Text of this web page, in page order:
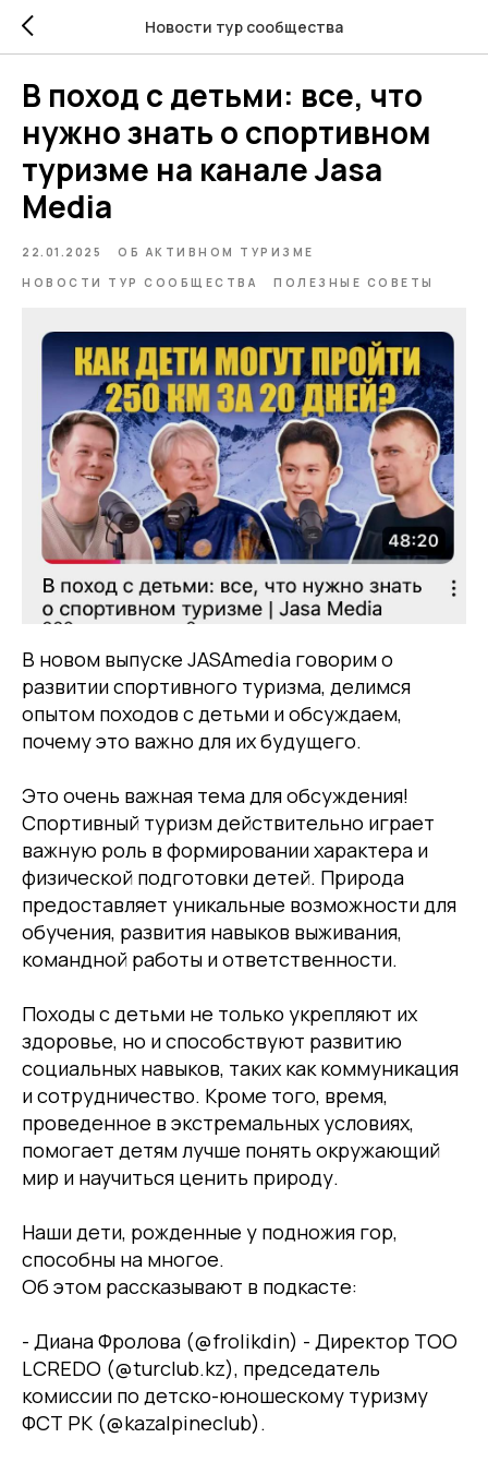
Новости тур сообщества
В поход с детьми: все, что
нужно знать о спортивном
туризме на канале Jasa
Media
22.01.2025
ОБ АКТИВНОМ ТУРИЗМЕ
НОВОСТИ ТУР СООБЩЕСТВА
ПОЛЕЗНЫЕ СОВЕТЫ
В новом выпуске JASAmedia говорим о
развитии спортивного туризма, делимся
опытом походов с детьми и обсуждаем,
почему это важно для их будущего.
Это очень важная тема для обсуждения!
Спортивный туризм действительно играет
важную роль в формировании характера и
физической подготовки детей. Природа
предоставляет уникальные возможности для
обучения, развития навыков выживания,
командной работы и ответственности.
Походы с детьми не только укрепляют их
здоровье, но и способствуют развитию
социальных навыков, таких как коммуникация
и сотрудничество. Кроме того, время,
проведенное в экстремальных условиях,
помогает детям лучше понять окружающий
мир и научиться ценить природу.
Наши дети, рожденные у подножия гор,
способны на многое.
Об этом рассказывают в подкасте:
- Диана Фролова (@frolikdin) - Директор TOO
LCREDO (@turclub.kz), председатель
комиссии по детско-юношескому туризму
ФСТ РК (@kazalpineclub).